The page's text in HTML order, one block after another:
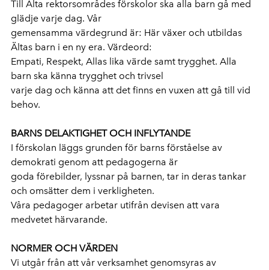
Till Älta rektorsområdes förskolor ska alla barn gå med
glädje varje dag. Vår
gemensamma värdegrund är: Här växer och utbildas
Ältas barn i en ny era. Värdeord:
Empati, Respekt, Allas lika värde samt trygghet. Alla
barn ska känna trygghet och trivsel
varje dag och känna att det finns en vuxen att gå till vid
behov.
BARNS DELAKTIGHET OCH INFLYTANDE
I förskolan läggs grunden för barns förståelse av
demokrati genom att pedagogerna är
goda förebilder, lyssnar på barnen, tar in deras tankar
och omsätter dem i verkligheten.
Våra pedagoger arbetar utifrån devisen att vara
medvetet härvarande.
NORMER OCH VÄRDEN
Vi utgår från att vår verksamhet genomsyras av